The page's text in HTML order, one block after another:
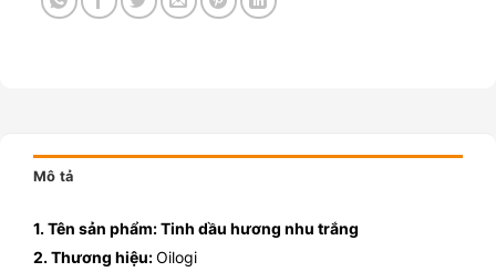
Mô tả
1. Tên sản phẩm: Tinh dầu hương nhu trắng
2. Thương hiệu:Oilogi